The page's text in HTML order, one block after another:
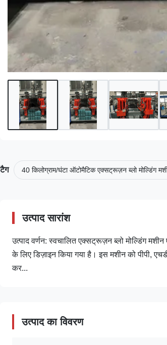
टैग 40 किलोग्राम/घंटा ऑटोमैटिक एक्सट्रूज़न ब्लो मोल्डिंग
उत्पाद सारांश
उत्पाद वर्णन: स्वचालित एक्सट्रूज़न ब्लो मोल्डिंग
के लिए डिज़ाइन किया गया है। इस मशीन को पीपी,
कर...
उत्पाद का विवरण